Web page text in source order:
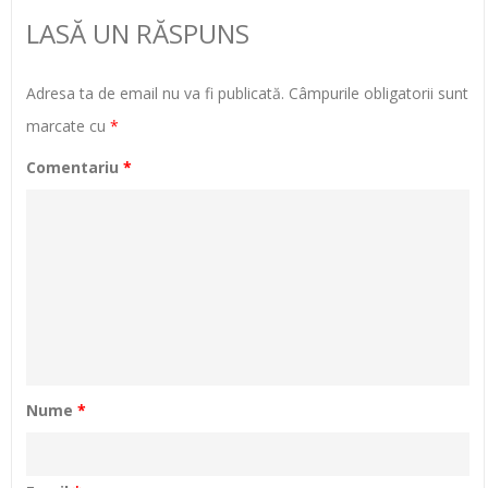
LASĂ UN RĂSPUNS
Adresa ta de email nu va fi publicată. Câmpurile obligatorii sunt
marcate cu *
Comentariu *
Nume *